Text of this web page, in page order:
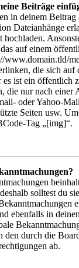
Beiträge
in deinem Beitrag
Dateianhänge
auf einem
www.domain.tld/
die sich auf
es ist ein öffentlich
die nur nach einer
oder Yahoo-
Seiten usw.
Tag „[img]“.
solltest du
ebenfalls in
den durch die
ab.